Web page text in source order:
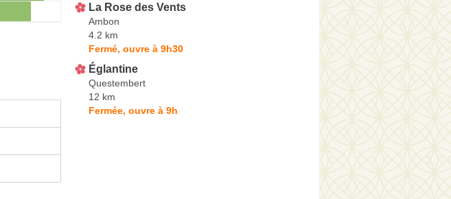
La Rose des Vents
Ambon
4.2 km
Fermé, ouvre à 9h30
Églantine
Questembert
12 km
Fermée, ouvre à 9h